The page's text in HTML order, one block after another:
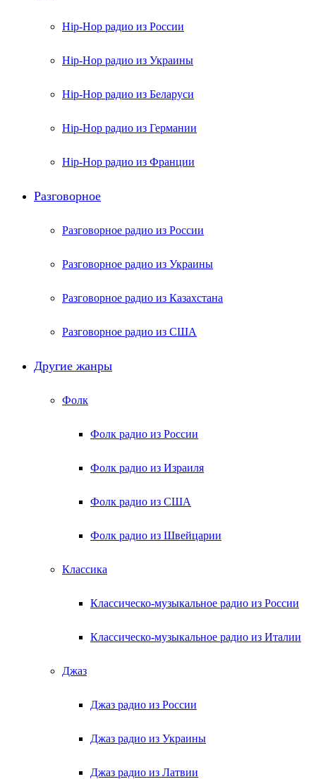
Hip-Hop радио из России
Hip-Hop радио из Украины
Hip-Hop радио из Беларуси
Hip-Hop радио из Германии
Hip-Hop радио из Франции
Разговорное
Разговорное радио из России
Разговорное радио из Украины
Разговорное радио из Казахстана
Разговорное радио из США
Другие жанры
Фолк
Фолк радио из России
Фолк радио из Израиля
Фолк радио из США
Фолк радио из Швейцарии
Классика
Классическо-музыкальное радио из России
Классическо-музыкальное радио из Италии
Джаз
Джаз радио из России
Джаз радио из Украины
Джаз радио из Латвии